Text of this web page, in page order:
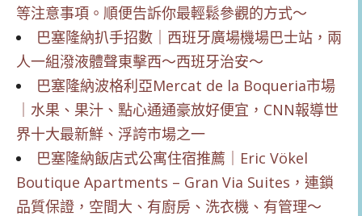
等注意事項。順便告訴你最輕鬆參觀的方式～
巴塞隆納扒手招數｜西班牙廣場機場巴士站，兩
人一組潑液體聲東擊西～西班牙治安～
巴塞隆納波格利亞Mercat de la Boqueria市場
｜水果、果汁、點心通通豪放好便宜，CNN報導世
界十大最新鮮、浮誇市場之一
巴塞隆納飯店式公寓住宿推薦｜Eric Vökel
Boutique Apartments – Gran Via Suites，連鎖
品質保證，空間大、有廚房、洗衣機、有管理～